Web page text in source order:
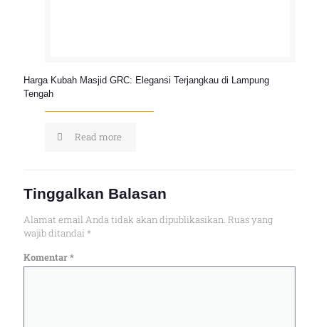
Harga Kubah Masjid GRC: Elegansi Terjangkau di Lampung
Tengah
Read more
Tinggalkan Balasan
Alamat email Anda tidak akan dipublikasikan. Ruas yang
wajib ditandai *
Komentar*